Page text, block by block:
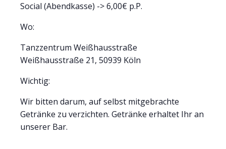
Social (Abendkasse) -> 6,00€ p.P.
Wo:
Tanzzentrum Weißhausstraße
Weißhausstraße 21, 50939 Köln
Wichtig:
Wir bitten darum, auf selbst mitgebrachte
Getränke zu verzichten. Getränke erhaltet Ihr an
unserer Bar.